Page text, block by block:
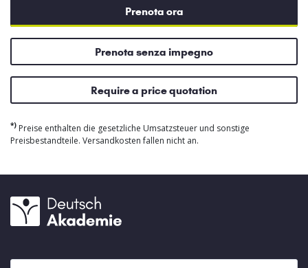
Prenota ora
Prenota senza impegno
Require a price quotation
*) Preise enthalten die gesetzliche Umsatzsteuer und sonstige
Preisbestandteile. Versandkosten fallen nicht an.